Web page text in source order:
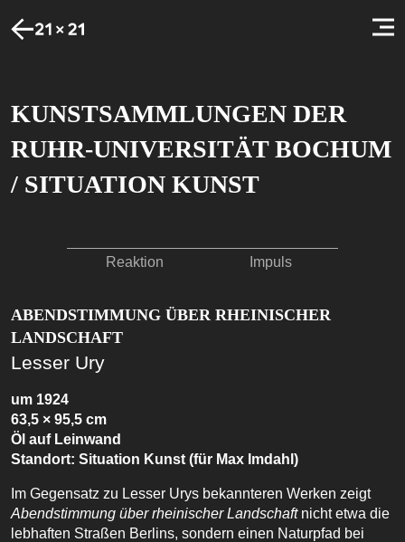
KUNSTSAMMLUNGEN DER
RUHR-UNIVERSITÄT BOCHUM
/ SITUATION KUNST
Reaktion Impuls
ABENDSTIMMUNG ÜBER RHEINISCHER
LANDSCHAFT
Lesser Ury
um 1924
63,5 × 95,5 cm
Öl auf Leinwand
Standort: Situation Kunst (für Max Imdahl)
Im Gegensatz zu Lesser Urys bekannteren Werken zeigt
Abendstimmung über rheinischer Landschaftnicht etwa die
lebhaften Straßen Berlins, sondern einen Naturpfad bei